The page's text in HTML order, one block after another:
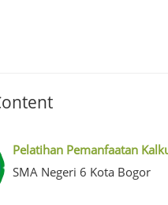
Pelatihan Pemanfaatan
SMA Negeri 6 Kota Bogor